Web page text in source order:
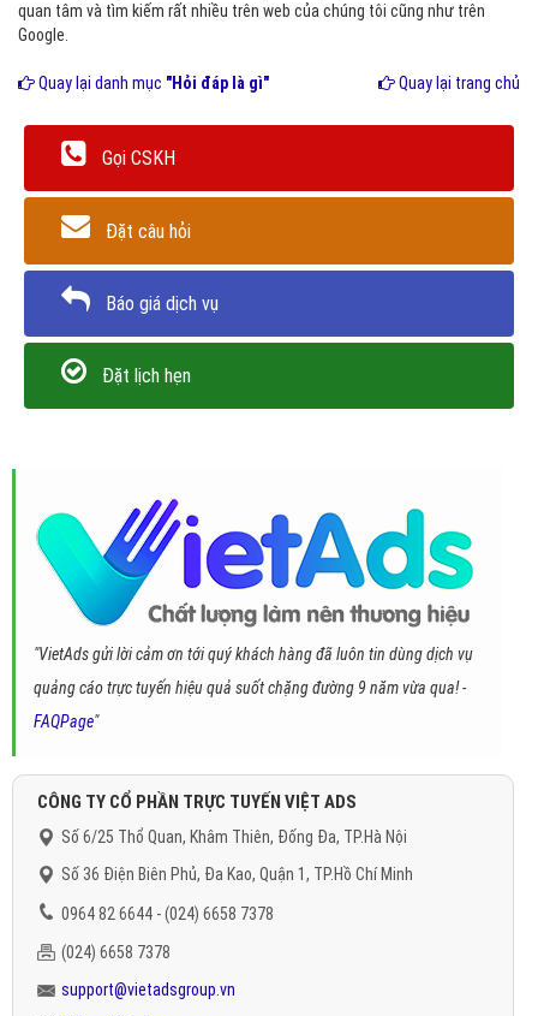
quan tâm và tìm kiếm rất nhiều trên web của chúng tôi cũng như trên
Google.
Quay lại danh mục "Hỏi đáp là gì" Quay lại trang chủ
Gọi CSKH
Đặt câu hỏi
Báo giá dịch vụ
Đặt lịch hẹn
"VietAds gửi lời cảm ơn tới quý khách hàng đã luôn tin dùng dịch vụ
quảng cáo trực tuyến hiệu quả suốt chặng đường 9 năm vừa qua! -
FAQPage"
CÔNG TY CỔ PHẦN TRỰC TUYẾN VIỆT ADS
Số 6/25 Thổ Quan, Khâm Thiên, Đống Đa, TP.Hà Nội
Số 36 Điện Biên Phủ, Đa Kao, Quận 1, TP.Hồ Chí Minh
0964 82 6644 - (024) 6658 7378
(024) 6658 7378
support@vietadsgroup.vn